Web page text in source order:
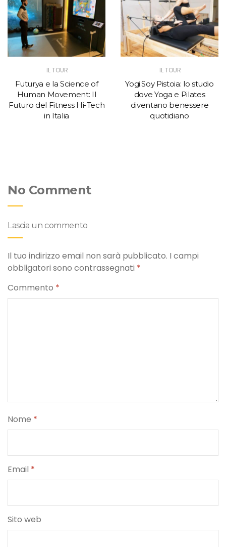
IL TOUR
Futurya e la Science of
Human Movement: Il
Futuro del Fitness Hi-Tech
in Italia
IL TOUR
Yogi.Soy Pistoia: lo studio
dove Yoga e Pilates
diventano benessere
quotidiano
No Comment
Lascia un commento
Il tuo indirizzo email non sarà pubblicato. I campi
obbligatori sono contrassegnati *
Commento *
Nome *
Email *
Sito web